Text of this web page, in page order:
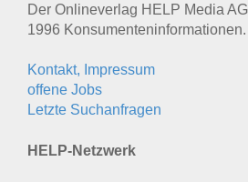
Der Onlineverlag HELP Media
1996 Konsumenten­informationen.
Kontakt, Impressum
offene Jobs
Letzte Suchanfragen
HELP-Netzwerk